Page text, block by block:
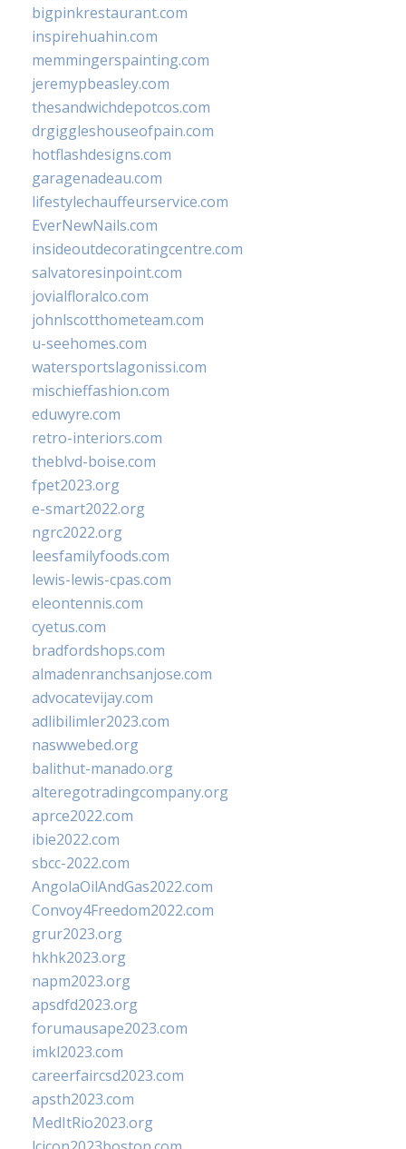
bigpinkrestaurant.com
inspirehuahin.com
memmingerspainting.com
jeremypbeasley.com
thesandwichdepotcos.com
drgiggleshouseofpain.com
hotflashdesigns.com
garagenadeau.com
lifestylechauffeurservice.com
EverNewNails.com
insideoutdecoratingcentre.com
salvatoresinpoint.com
jovialfloralco.com
johnlscotthometeam.com
u-seehomes.com
watersportslagonissi.com
mischieffashion.com
eduwyre.com
retro-interiors.com
theblvd-boise.com
fpet2023.org
e-smart2022.org
ngrc2022.org
leesfamilyfoods.com
lewis-lewis-cpas.com
eleontennis.com
cyetus.com
bradfordshops.com
almadenranchsanjose.com
advocatevijay.com
adlibilimler2023.com
naswwebed.org
balithut-manado.org
alteregotradingcompany.org
aprce2022.com
ibie2022.com
sbcc-2022.com
AngolaOilAndGas2022.com
Convoy4Freedom2022.com
grur2023.org
hkhk2023.org
napm2023.org
apsdfd2023.org
forumausape2023.com
imkl2023.com
careerfaircsd2023.com
apsth2023.com
MedItRio2023.org